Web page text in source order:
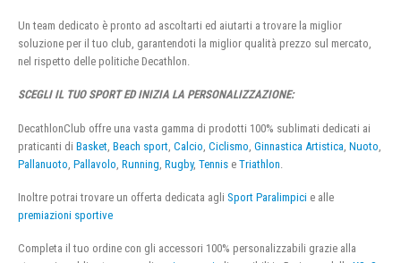
Un team dedicato è pronto ad ascoltarti ed aiutarti a trovare la miglior
soluzione per il tuo club, garantendoti la miglior qualità prezzo sul mercato,
nel rispetto delle politiche Decathlon.
SCEGLI IL TUO SPORT ED INIZIA LA PERSONALIZZAZIONE:
DecathlonClub offre una vasta gamma di prodotti 100% sublimati dedicati ai
praticanti di Basket Beach sport Calcio Ciclismo Ginnastica Artistica Nuoto
Pallanuoto Pallavolo Running Rugby, Tennis e Triathlon
Inoltre potrai trovare un offerta dedicata agli Sport Paralimpici e alle
premiazioni sportive
Completa il tuo ordine con gli accessori 100% personalizzabili grazie alla